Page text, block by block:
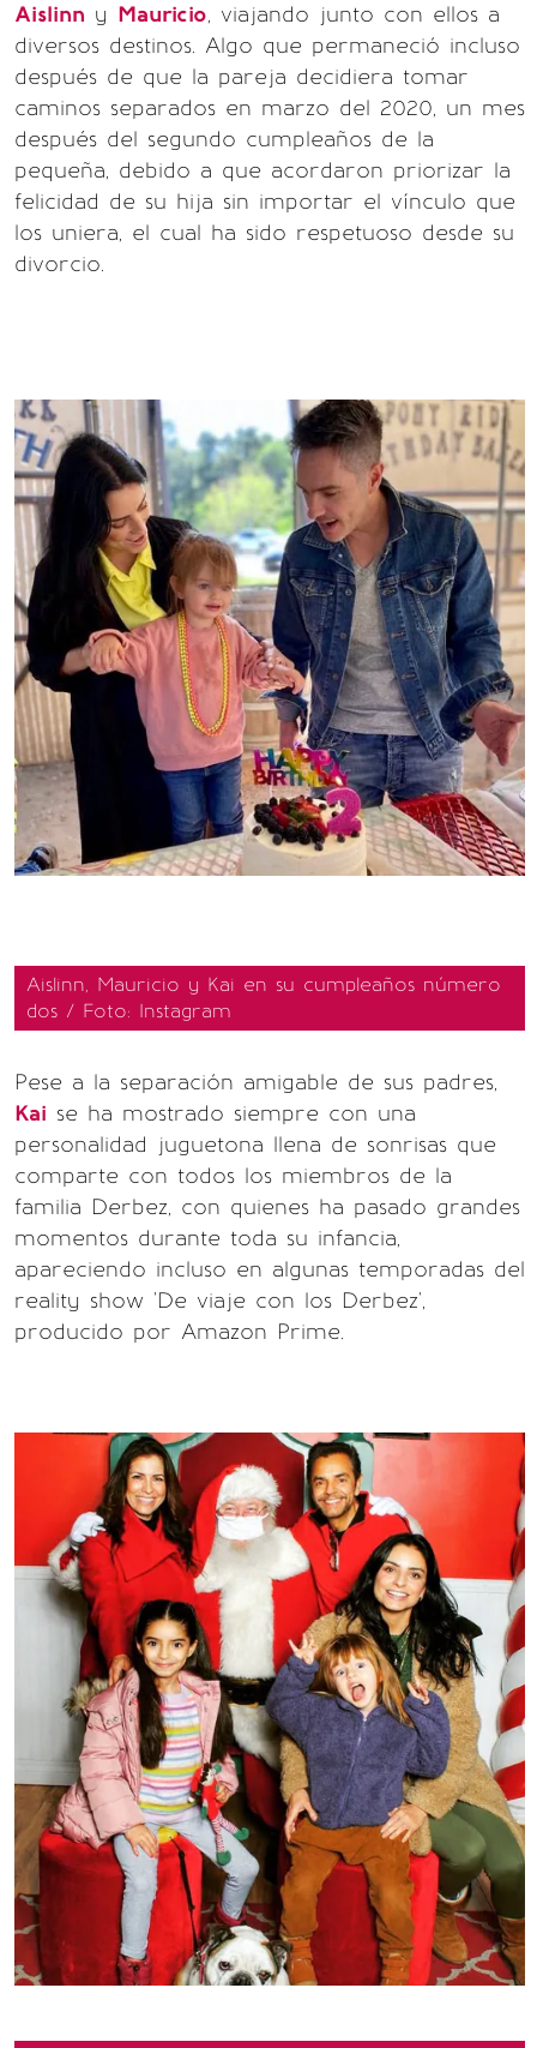
Aislinn y Mauricio, viajando junto con ellos a
diversos destinos. Algo que permaneció incluso
después de que la pareja decidiera tomar
caminos separados en marzo del 2020, un mes
después del segundo cumpleaños de la
pequeña, debido a que acordaron priorizar la
felicidad de su hija sin importar el vínculo que
los uniera, el cual ha sido respetuoso desde su
divorcio.
Aislinn, Mauricio y Kai en su cumpleaños número
dos / Foto: Instagram
Pese a la separación amigable de sus padres,
Kai se ha mostrado siempre con una
personalidad juguetona llena de sonrisas que
comparte con todos los miembros de la
familia Derbez, con quienes ha pasado grandes
momentos durante toda su infancia,
apareciendo incluso en algunas temporadas del
reality show 'De viaje con los Derbez',
producido por Amazon Prime.